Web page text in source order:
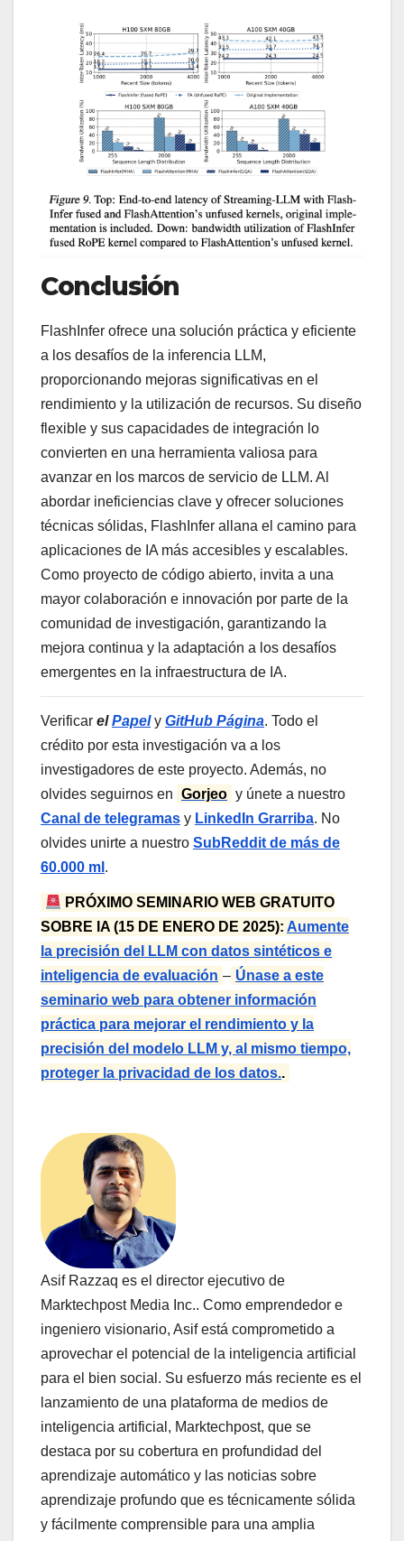
Conclusión
FlashInfer ofrece una solución práctica y eficiente
a los desafíos de la inferencia LLM,
proporcionando mejoras significativas en el
rendimiento y la utilización de recursos. Su diseño
flexible y sus capacidades de integración lo
convierten en una herramienta valiosa para
avanzar en los marcos de servicio de LLM. Al
abordar ineficiencias clave y ofrecer soluciones
técnicas sólidas, FlashInfer allana el camino para
aplicaciones de IA más accesibles y escalables.
Como proyecto de código abierto, invita a una
mayor colaboración e innovación por parte de la
comunidad de investigación, garantizando la
mejora continua y la adaptación a los desafíos
emergentes en la infraestructura de IA.
Verificar elPapely GitHub Página. Todo el
crédito por esta investigación va a los
investigadores de este proyecto. Además, no
olvides seguirnos en Gorjeo y únete a nuestro
Canal de telegramas y LinkedIn Grarriba. No
olvides unirte a nuestro SubReddit de más de
60.000 ml .
PRÓXIMO SEMINARIO WEB GRATUITO
SOBRE IA (15 DE ENERO DE 2025): Aumente
la precisión del LLM con datos sintéticos e
inteligencia de evaluación – Únase a este
seminario web para obtener información
práctica para mejorar el rendimiento y la
precisión del modelo LLM y, al mismo tiempo,
proteger la privacidad de los datos..
Asif Razzaq es el director ejecutivo de
Marktechpost Media Inc.. Como emprendedor e
ingeniero visionario, Asif está comprometido a
aprovechar el potencial de la inteligencia artificial
para el bien social. Su esfuerzo más reciente es el
lanzamiento de una plataforma de medios de
inteligencia artificial, Marktechpost, que se
destaca por su cobertura en profundidad del
aprendizaje automático y las noticias sobre
aprendizaje profundo que es técnicamente sólida
y fácilmente comprensible para una amplia